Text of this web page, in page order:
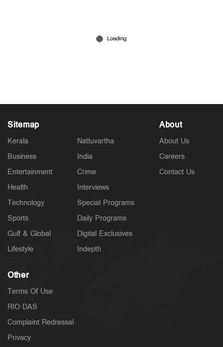
കെ.എസ്.ഇ.ബിക്ക് ആശ്വാസം ; വൈദ്യുതി
Sitemap
Kerala
Business
Entertainment
Health
Technology
Sports
Gulf & Global
Lifestyle
Nattuvartha
India
Crime
Interviews
Special Programs
Daily Programs
Digital Exclusives
Indepth
About
About Us
Careers
Contact Us
Other
Terms Of Use
RIO DAS
Complaint Redressal
Privacy